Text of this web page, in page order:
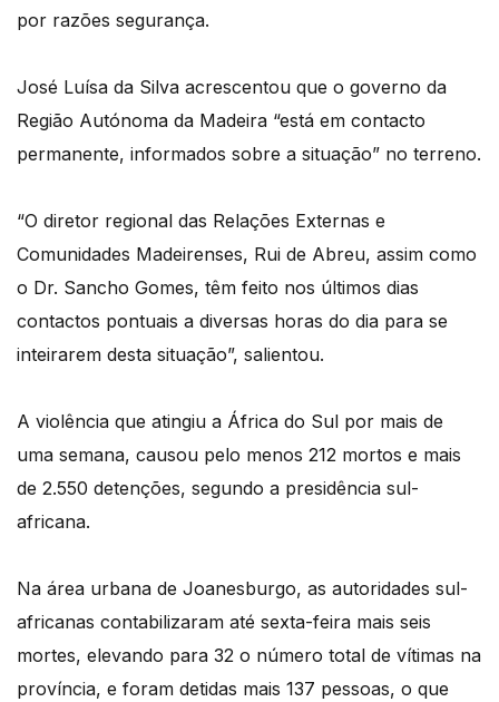
por razões segurança.
José Luísa da Silva acrescentou que o governo da
Região Autónoma da Madeira “está em contacto
permanente, informados sobre a situação” no terreno.
“O diretor regional das Relações Externas e
Comunidades Madeirenses, Rui de Abreu, assim como
o Dr. Sancho Gomes, têm feito nos últimos dias
contactos pontuais a diversas horas do dia para se
inteirarem desta situação”, salientou.
A violência que atingiu a África do Sul por mais de
uma semana, causou pelo menos 212 mortos e mais
de 2.550 detenções, segundo a presidência sul-
africana.
Na área urbana de Joanesburgo, as autoridades sul-
africanas contabilizaram até sexta-feira mais seis
mortes, elevando para 32 o número total de vítimas na
província, e foram detidas mais 137 pessoas, o que